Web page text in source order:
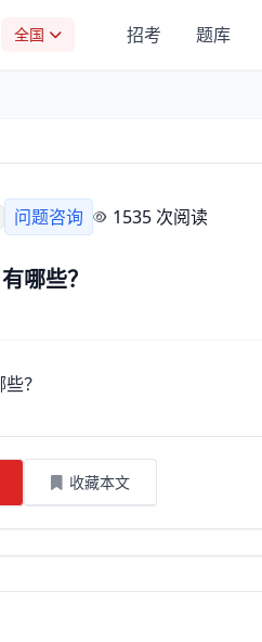
全国 招考 题库
问题咨询 1535 次阅读
哪些？
？
收藏本文